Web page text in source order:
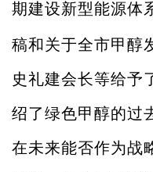
期建设新型能源体
稿和关于全市甲醇
史礼建会长等给予
绍了绿色甲醇的过
在未来能否作为战